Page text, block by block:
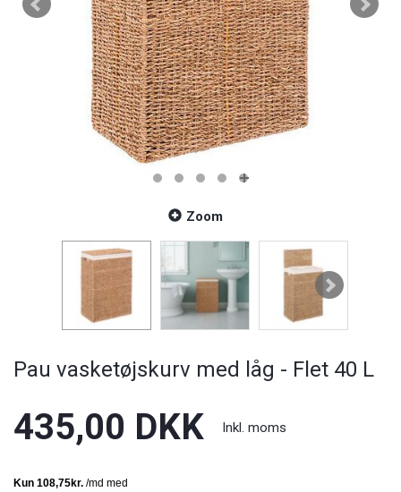
Zoom
Pau vasketøjskurv med låg - Flet 40 L
435,00 DKK Inkl. moms